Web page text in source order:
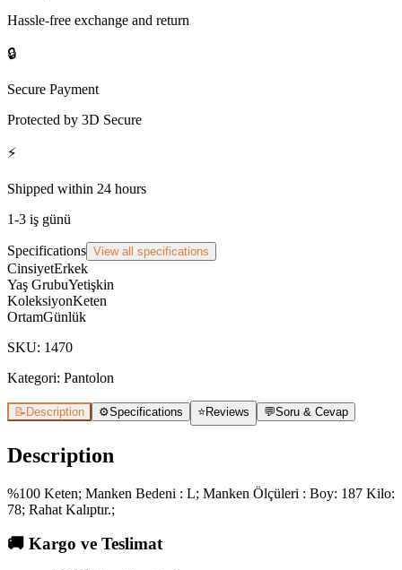
Hassle-free exchange and return
🔒
Secure Payment
Protected by 3D Secure
⚡
Shipped within 24 hours
1-3 iş günü
Specifications View all specifications
CinsiyetErkek
Yaş GrubuYetişkin
KoleksiyonKeten
OrtamGünlük
SKU: 1470
Kategori: Pantolon
📝 Description ⚙️Specifications ⭐Reviews 💬Soru & Cevap
Description
%100 Keten; Manken Bedeni : L; Manken Ölçüleri : Boy: 187 Kilo:
78; Rahat Kalıptır.;
🚚 Kargo ve Teslimat